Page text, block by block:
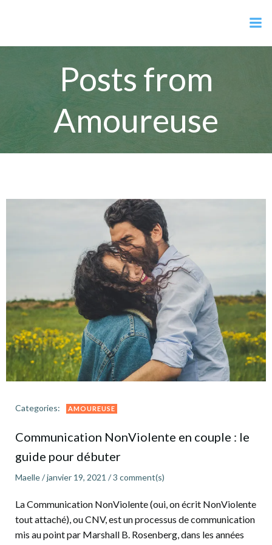
Posts from
Amoureuse
Categories: AMOUREUSE
Communication NonViolente en couple : le
guide pour débuter
Maelle/janvier 19, 2021 /3 comment(s)
La Communication NonViolente (oui, on écrit NonViolente
tout attaché), ou CNV, est un processus de communication
mis au point par Marshall B. Rosenberg, dans les années